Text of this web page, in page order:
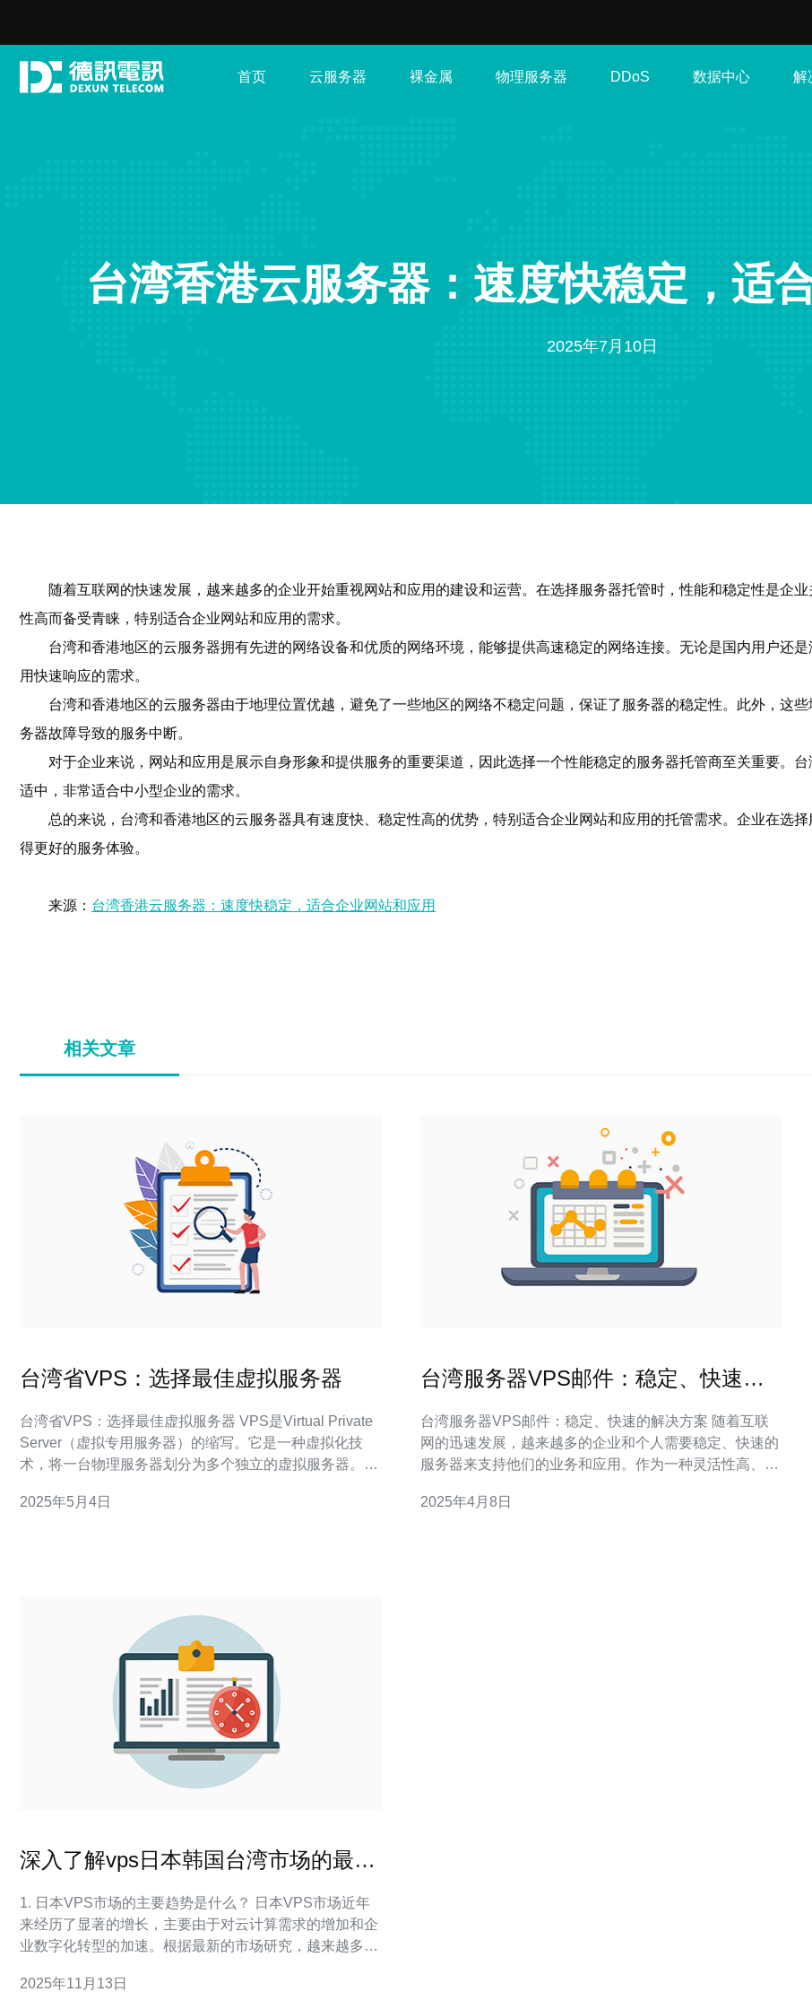
首页 云服务器 裸金属 物理服务器 DDoS 数据中心 解
台湾香港云服务器：速度快稳定，适
2025年7月10日
随着互联网的快速发展，越来越多的企业开始重视网站和应用的建设和运营。在选择服务器托管时，性能和稳定性是企
性高而备受青睐，特别适合企业网站和应用的需求。
台湾和香港地区的云服务器拥有先进的网络设备和优质的网络环境，能够提供高速稳定的网络连接。无论是国内用户还
用快速响应的需求。
台湾和香港地区的云服务器由于地理位置优越，避免了一些地区的网络不稳定问题，保证了服务器的稳定性。此外，这
务器故障导致的服务中断。
对于企业来说，网站和应用是展示自身形象和提供服务的重要渠道，因此选择一个性能稳定的服务器托管商至关重要。
适中，非常适合中小型企业的需求。
总的来说，台湾和香港地区的云服务器具有速度快、稳定性高的优势，特别适合企业网站和应用的托管需求。企业在选
得更好的服务体验。
来源： 台湾香港云服务器：速度快稳定，适合企业网站和应用
相关文章
台湾省VPS：选择最佳虚拟服务器
台湾省VPS：选择最佳虚拟服务器 VPS是Virtual Private
Server（虚拟专用服务器）的缩写。它是一种虚拟化技
术，将一台物理服务器划分为多个独立的虚拟服务器。每
2025年5月4日
台湾服务器VPS邮件：稳定、快速的
台湾服务器VPS邮件：稳定、快速的解决方案 随着互联
网的迅速发展，越来越多的企业和个人需要稳定、快速的
服务器来支持他们的业务和应用。作为一种灵活性高、性
人的选择。 台湾服务器VPS邮件是一种基于虚拟化技术
2025年4月8日
深入了解vps日本韩国台湾市场的最新
1. 日本VPS市场的主要趋势是什么？ 日本VPS市场近年
来经历了显著的增长，主要由于对云计算需求的增加和企
业数字化转型的加速。根据最新的市场研究，越来越多的
灵活性和可扩展性。此外，随着5G技术的普及，数据传
2025年11月13日